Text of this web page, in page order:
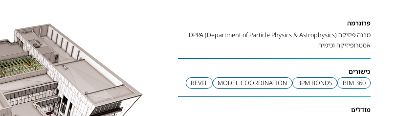
פרוגרמה
מבנה פיזיקה DPPA (Department of Particle Physics & Astrophysics)
אסטרופיזיקה וכימיה
כישורים
BIM 360
BPM BONDS
MODEL COORDINATION
REVIT
מודלים